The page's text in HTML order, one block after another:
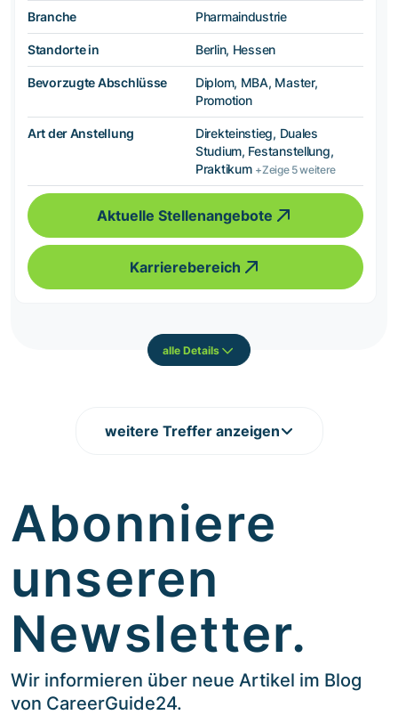
Branche Pharmaindustrie
Standorte in Berlin, Hessen
Bevorzugte Abschlüsse
Diplom, MBA, Master,
Promotion
Art der Anstellung
Direkteinstieg, Duales
Studium, Festanstellung,
Praktikum +Zeige 5 weitere
Aktuelle Stellenangebote
Karrierebereich
alle Details
weitere Treffer anzeigen
Abonniere
unseren
Newsletter.
Wir informieren über neue Artikel im Blog
von CareerGuide24.